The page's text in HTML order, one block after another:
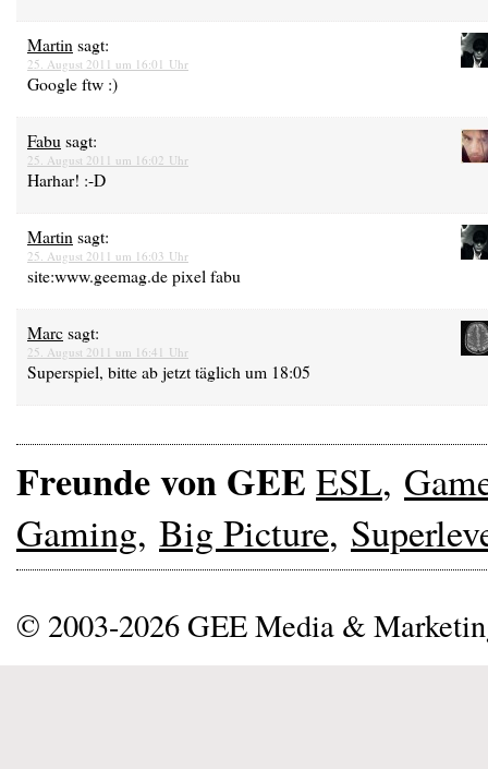
Martin sagt:
25. August 2011 um 16:01 Uhr
Google ftw :)
Fabu sagt:
25. August 2011 um 16:02 Uhr
Harhar! :-D
Martin sagt:
25. August 2011 um 16:03 Uhr
site:www.geemag.de pixel fabu
Marcsagt:
25. August 2011 um 16:41 Uhr
Superspiel, bitte ab jetzt täglich um 18:05
Freunde von GEE ESL,
Gaming, Big Picture,
© 2003-2026 GEE Media &